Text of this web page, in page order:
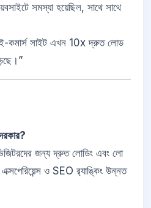
সমস্যা হয়েছিল, সাথে সাথে
কমার্স সাইট এখন 10x দ্রুত লোড
জন্য দ্রুত লোডিং এবং লো
ও SEO র‌্যাঙ্কিং উন্নত